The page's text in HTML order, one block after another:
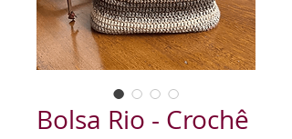
Bolsa Rio - Crochê